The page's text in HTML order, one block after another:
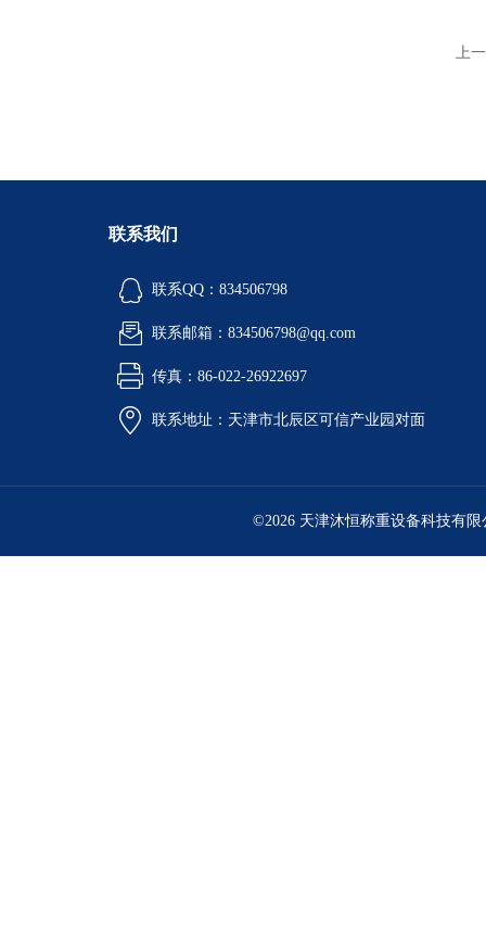
上
联系我们
联系QQ：834506798
联系邮箱：834506798@qq.com
传真：86-022-26922697
联系地址：天津市北辰区可信产业园对面
©2026 天津沐恒称重设备科技有